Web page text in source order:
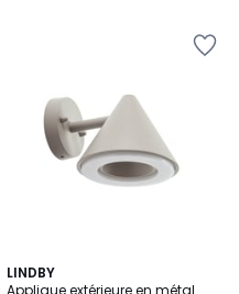
LINDBY
Applique extérieure en métal
3